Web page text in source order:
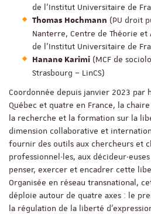
de l’Institut Universitaire de
Thomas Hochmann (PU droit
Nanterre, Centre de Théorie
de l’Institut Universitaire de
Hanane Karimi (MCF de
Strasbourg – LinCS)
Coordonnée depuis janvier 2023 par
Québec et quatre en France, la
la recherche et la formation sur la
dimension collaborative et
fournir des outils aux chercheurs et
professionnel·les, aux
penser, exercer et encadrer cette
Organisée en réseau transnational,
déploie autour de quatre axes : le
la régulation de la liberté